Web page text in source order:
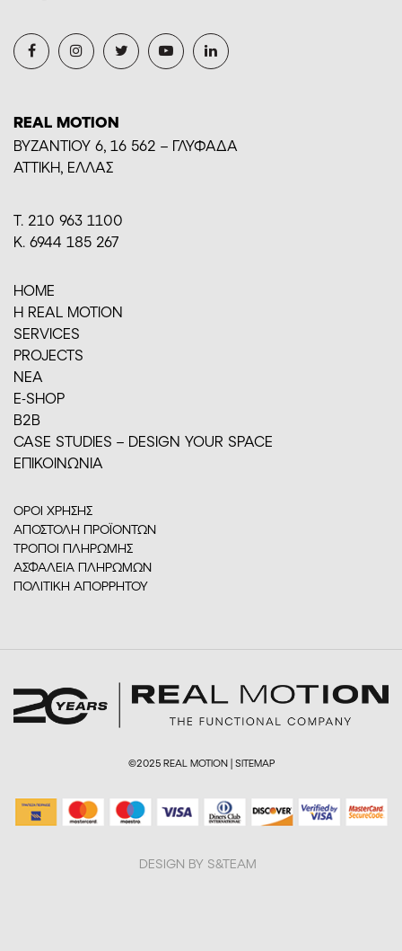
REAL MOTION
BYZANTIOY 6, 16 562 – ΓΛΥΦΑΔΑ
ΑΤΤΙΚΗ, ΕΛΛΑΣ
Τ. 210 963 1100
Κ. 6944 185 267
HOME
H REAL MOTION
SERVICES
PROJECTS
ΝΕΑ
E-SHOP
Β2Β
CASE STUDIES – DESIGN YOUR SPACE
ΕΠΙΚΟΙΝΩΝΙΑ
ΟΡΟΙ ΧΡΗΣΗΣ
ΑΠΟΣΤΟΛΗ ΠΡΟΪΟΝΤΩΝ
ΤΡΟΠΟΙ ΠΛΗΡΩΜΗΣ
ΑΣΦΑΛΕΙΑ ΠΛΗΡΩΜΩΝ
ΠΟΛΙΤΙΚΗ ΑΠΟΡΡΗΤΟΥ
©2025 REAL MOTION | SITEMAP
DESIGN BY S&TEAM